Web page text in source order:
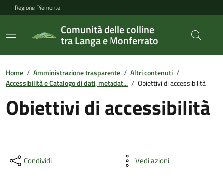
Regione Piemonte
Comunità delle colline
tra Langa e Monferrato
Home / Amministrazione trasparente / Altri contenuti /
Accessibilità e Catalogo di dati, metadat... / Obiettivi di accessibilità
Obiettivi di accessibilità
Condividi Vedi azioni